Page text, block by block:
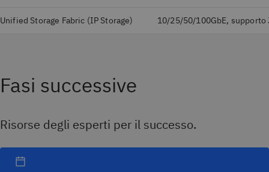
Unified Storage Fabric (IP Storage) 10/25/50/100GbE, supporto
Fasi successive
Risorse degli esperti per il successo.